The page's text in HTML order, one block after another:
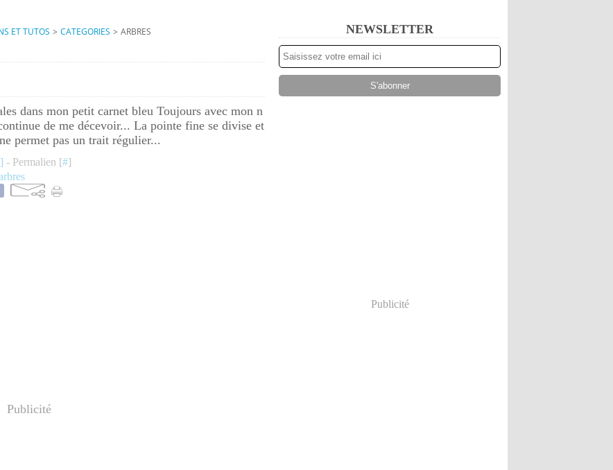
ET TUTOS > CATEGORIES > ARBRES
dans mon petit carnet bleu Toujours avec mon n
de me décevoir... La pointe fine se divise et
ne permet pas un trait régulier...
] - Permalien [#]
Publicité
NEWSLETTER
Publicité